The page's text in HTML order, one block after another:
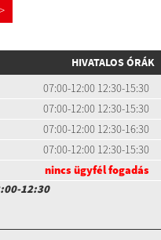
HIVATALOS ÓRÁK
07:00-12:00 12:30-15:30
07:00-12:00 12:30-15:30
07:00-12:00 12:30-16:30
07:00-12:00 12:30-15:30
nincs ügyfél fogadás
12:30